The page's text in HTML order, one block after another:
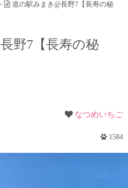
道の駅みまき@長野7【長寿の秘
野7【長寿の秘
なつめいちご
1584